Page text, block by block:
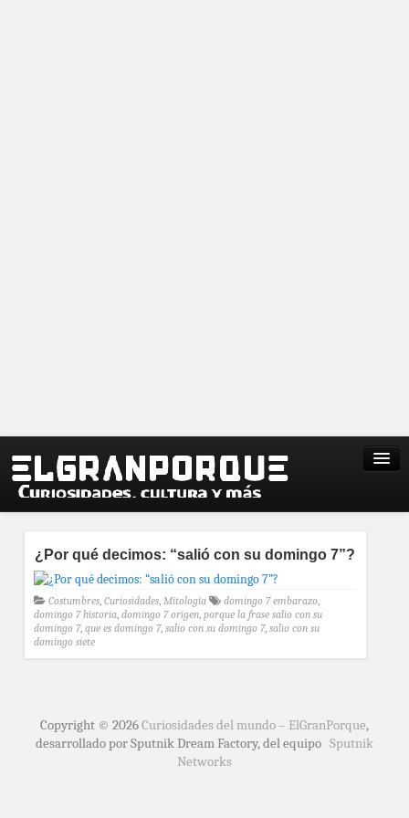
¿Por qué decimos: “salió con su domingo 7”?
Costumbres, Curiosidades, Mitología domingo 7 embarazo,
domingo 7 historia, domingo 7 origen, porque la frase salio con su
domingo 7, que es domingo 7, salio con su domingo 7, salio con su
domingo siete
Copyright © 2026Curiosidades del mundo – ElGranPorque,
desarrollado por Sputnik Dream Factory, del equipo Sputnik
Networks